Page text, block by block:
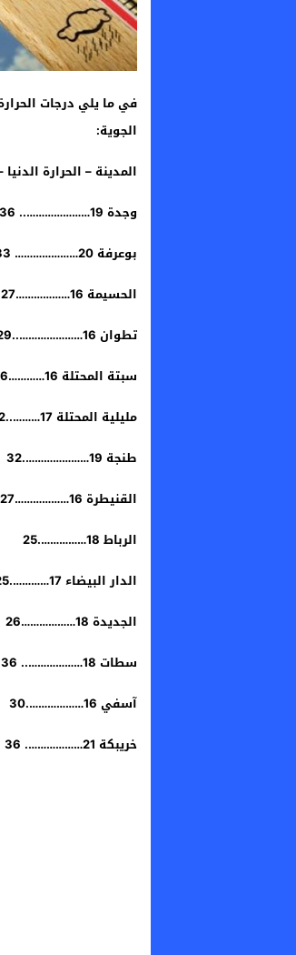
في ما يلي درجات الحرارة
الجوية:
المدينة – الحرارة الدنيا
​وجدة 19………………….. 36
​بوعرفة 20………………… 33
الحسيمة 16………………27
​تطوان 16…………………..29
​سبتة المحتلة 16…………26
​مليلية المحتلة 17………..32
​طنجة 19………………….32
​القنيطرة 16………………27
الرباط 18…………….25
​الدار البيضاء 17………….25
​الجديدة 18………………26
​سطات 18……………….. 36
​آسفي 16……………….30
​خريبكة 21………………. 36